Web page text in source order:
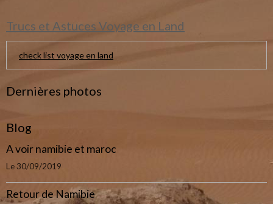
Trucs et Astuces Voyage en Land
check list voyage en land
Dernières photos
Blog
A voir namibie et maroc
Le 30/09/2019
Retour de Namibie